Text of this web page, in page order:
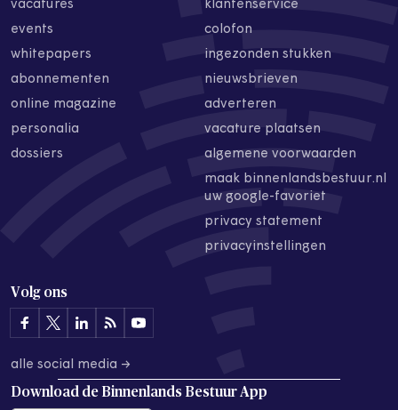
vacatures
events
whitepapers
abonnementen
online magazine
personalia
dossiers
klantenservice
colofon
ingezonden stukken
nieuwsbrieven
adverteren
vacature plaatsen
algemene voorwaarden
maak binnenlandsbestuur.nl
uw google-favoriet
privacy statement
privacyinstellingen
Volg ons
alle social media →
Download de Binnenlands Bestuur App